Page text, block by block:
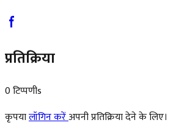
प्रतिक्रिया
0 टिप्पणीs
कृपयालॉगिन करेंअपनी प्रतिक्रिया देने के लिए।